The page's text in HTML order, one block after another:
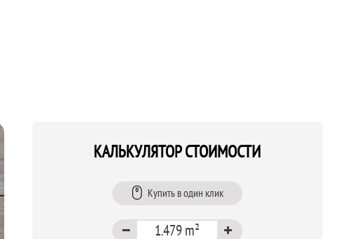
КАЛЬКУЛЯТОР СТОИМОСТИ
Купить в один клик